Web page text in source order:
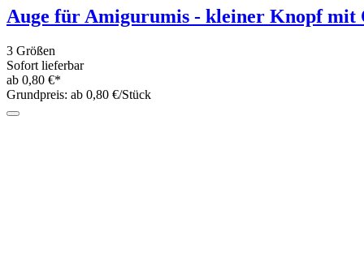
Disney© Knöpfe Ø18mm
5 Varianten
Sofort lieferbar
1,50 €*